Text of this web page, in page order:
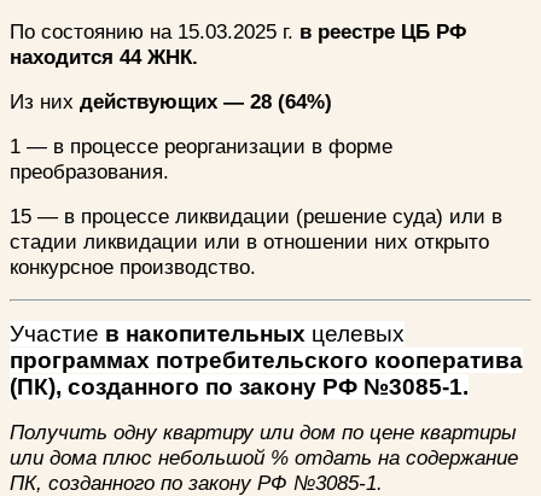
По состоянию на 15.03.2025 г. в реестре ЦБ РФ
находится 44 ЖНК.
Из них действующих — 28 (64%)
1 — в процессе реорганизации в форме
преобразования.
15 — в процессе ликвидации (решение суда) или в
стадии ликвидации или в отношении них открыто
конкурсное производство.
Участие в накопительных целевых
программах потребительского кооператива
(ПК), созданного по закону РФ №3085-1.
Получить одну квартиру или дом по цене квартиры
или дома плюс небольшой % отдать на содержание
ПК, созданного по закону РФ №3085-1.